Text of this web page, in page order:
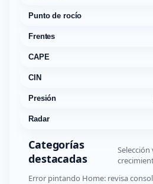
Punto de rocío
Frentes
CAPE
CIN
Presión
Radar
Categorías
destacadas
Error pintando Home: revisa